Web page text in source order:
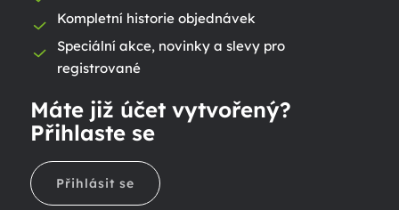
Kompletní historie objednávek
Speciální akce, novinky a slevy pro
registrované
Máte již účet vytvořený?
Přihlaste se
Přihlásit se